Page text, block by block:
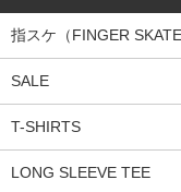
指スケ（FINGER
SALE
T-SHIRTS
LONG SLEEVE TEE